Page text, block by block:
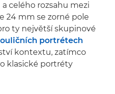
celého rozsahu mezi
24 mm se zorné pole
ty největší skupinové
portrétech
kontextu, zatímco
klasické portréty